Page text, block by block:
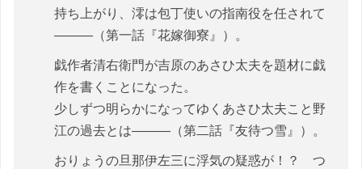
持ち上がり、澪は包丁使いの指南役を任されて
―――（第一話『花嫁御寮』）。
戯作者清右衛門が吉原のあさひ太夫を題材に戯
作を書くことになった。
少しずつ明らかになってゆくあさひ太夫こと野
江の過去とは―――（第二話『友待つ雪』）。
おりょうの旦那伊左三に浮気の疑惑が！？ つ